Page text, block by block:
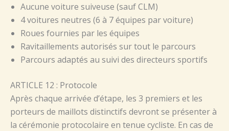
Aucune voiture suiveuse (sauf CLM)
4 voitures neutres (6 à 7 équipes par voiture)
Roues fournies par les équipes
Ravitaillements autorisés sur tout le parcours
Parcours adaptés au suivi des directeurs sportifs
ARTICLE 12 : Protocole
Après chaque arrivée d’étape, les 3 premiers et les
porteurs de maillots distinctifs devront se présenter à
la cérémonie protocolaire en tenue cycliste. En cas de